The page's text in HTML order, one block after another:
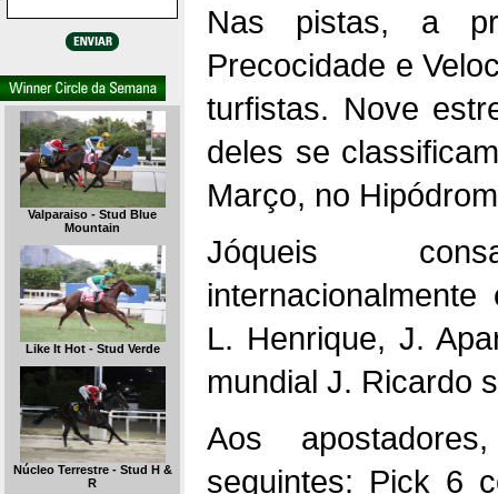
Valparaiso - Stud Blue
Mountain
Like It Hot - Stud Verde
Núcleo Terrestre - Stud H &
R
Nas pistas, a
Precocidade e
turfistas. Nove
deles se
Março, no
Jóqueis
L. Henrique, J.
mundial J. Ricardo
Aos
seguintes: Pick 6